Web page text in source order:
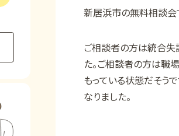
新居浜市の無料相談会
ご相談者の方は統合
た。ご相談者の方は職
もっている状態だそう
なりました。